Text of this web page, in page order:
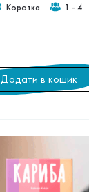
Коротка
1 - 4
Додати в кошик